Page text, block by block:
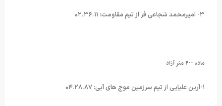
۳- امیرمحمد شجاعی فر از تیم مقاومت: ۰۲.۳۶.۱۱
ماده ۴۰۰ متر آزاد